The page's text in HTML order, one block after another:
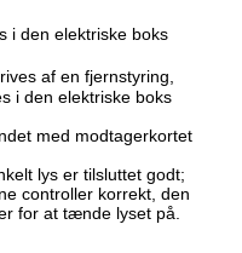
i den elektriske boks
af en fjernstyring,
i den elektriske boks
med modtagerkortet
lys er tilsluttet godt;
controller korrekt, den
for at tænde lyset på.